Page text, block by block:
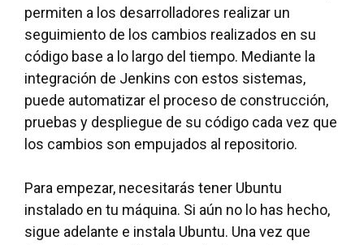
permiten a los desarrolladores realizar un
seguimiento de los cambios realizados en su
código base a lo largo del tiempo. Mediante la
integración de Jenkins con estos sistemas,
puede automatizar el proceso de construcción,
pruebas y despliegue de su código cada vez que
los cambios son empujados al repositorio.
Para empezar, necesitarás tener Ubuntu
instalado en tu máquina. Si aún no lo has hecho,
sigue adelante e instala Ubuntu. Una vez que